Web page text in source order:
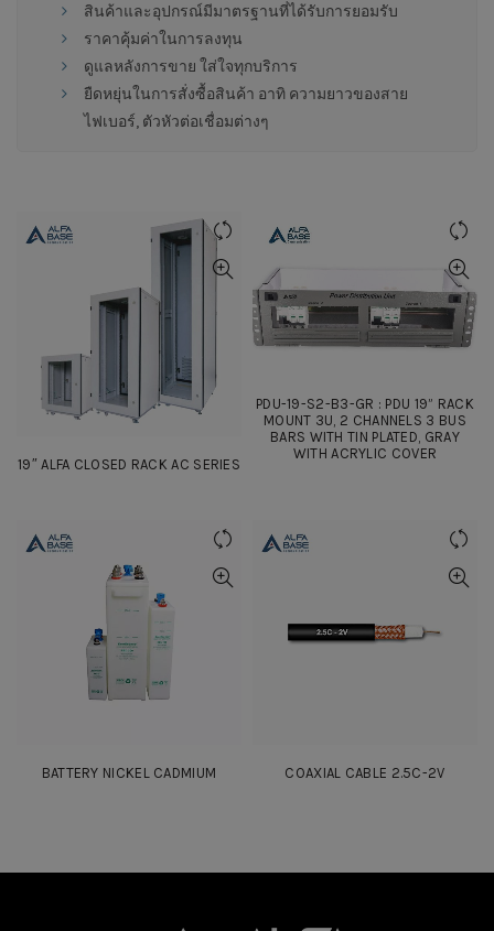
สินค้าและอุปกรณ์มีมาตรฐานที่ได้รับการยอมรับ
ราคาคุ้มค่าในการลงทุน
ดูแลหลังการขาย ใส่ใจทุกบริการ
ยืดหยุ่นในการสั่งซื้อสินค้า อาทิ ความยาวของสาย
ไฟเบอร์, ตัวหัวต่อเชื่อมต่างๆ
19″ ALFA CLOSED RACK AC SERIES
PDU-19-S2-B3-GR : PDU 19” RACK
MOUNT 3U, 2 CHANNELS 3 BUS
BARS WITH TIN PLATED, GRAY
WITH ACRYLIC COVER
BATTERY NICKEL CADMIUM COAXIAL CABLE 2.5C-2V